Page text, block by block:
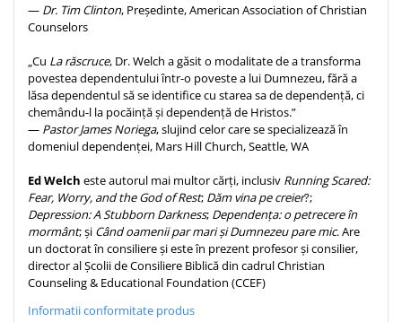
Despre afaceri
Dezvoltare personala
Leadership
Mediu
Sanatate / nutritie
— Dr. Tim Clinton, Președinte, American Association of Christian
Counselors
„Cu La răscruce, Dr. Welch a găsit o modalitate de a transforma
povestea dependentului într-o poveste a lui Dumnezeu, fără a
lăsa dependentul să se identifice cu starea sa de dependență, ci
chemându-l la pocăință și dependență de Hristos.”
— Pastor James Noriega, slujind celor care se specializează în
domeniul dependenței, Mars Hill Church, Seattle, WA
Ed Welch este autorul mai multor cărți, inclusiv Running Scared:
Fear, Worry, and the God of Rest; Dăm vina pe creier?;
Depression: A Stubborn Darkness; Dependența: o petrecere în
mormânt; și Când oamenii par mari și Dumnezeu pare mic. Are
un doctorat în consiliere și este în prezent profesor și consilier,
director al Școlii de Consiliere Biblică din cadrul Christian
Counseling & Educational Foundation (CCEF)
Informatii conformitate produs